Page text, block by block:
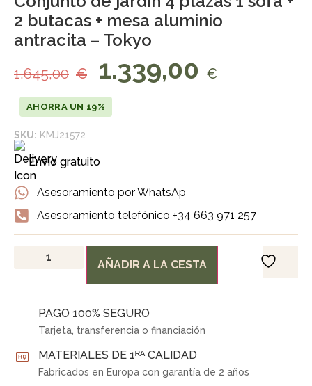
2 butacas + mesa aluminio
antracita – Tokyo
1.645,00 € 1.339,00 €
AHORRA UN 19%
SKU: KMJ21572
Envío gratuito
Asesoramiento por WhatsAp
Asesoramiento telefónico +34 663 971 257
AÑADIR A LA CESTA
PAGO 100% SEGURO
Tarjeta, transferencia o financiación
MATERIALES DE 1ᴿᴬ CALIDAD
Fabricados en Europa con garantía de 2 años